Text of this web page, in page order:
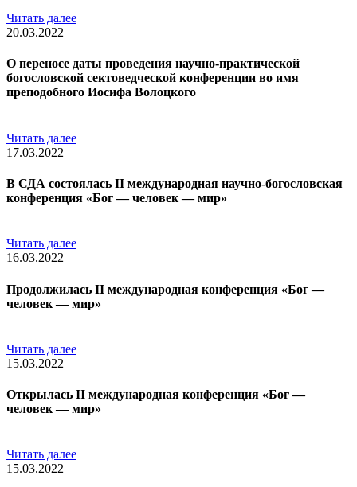
Читать далее
20.03.2022
О переносе даты проведения научно-практической
богословской сектоведческой конференции во имя
преподобного Иосифа Волоцкого
Читать далее
17.03.2022
В СДА состоялась II международная научно-богословская
конференция «Бог — человек — мир»
Читать далее
16.03.2022
Продолжилась II международная конференция «Бог —
человек — мир»
Читать далее
15.03.2022
Открылась II международная конференция «Бог —
человек — мир»
Читать далее
15.03.2022